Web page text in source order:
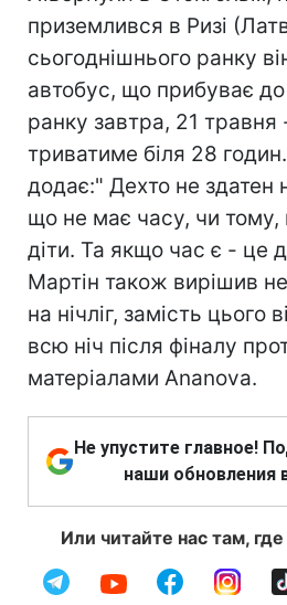
приземлився в Ризі
сьогоднішнього ранку
автобус, що прибуває
ранку завтра, 21 травня
триватиме біля 28
додає:" Дехто не здатен
що не має часу, чи тому,
діти. Та якщо час є - це
Мартін також вирішив
на нічліг, замість цього
всю ніч після фіналу
матеріалами Ananova.
Не упустите главное!
наши обновления
Или читайте нас там,